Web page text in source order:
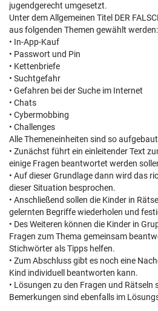
jugendgerecht umgesetzt.
Unter dem Allgemeinen Titel DER
aus folgenden Themen gewählt werden:
• In-App-Kauf
• Passwort und Pin
• Kettenbriefe
• Suchtgefahr
• Gefahren bei der Suche im Internet
• Chats
• Cybermobbing
• Challenges
Alle Themeneinheiten sind so
• Zunächst führt ein einleitender Text
einige Fragen beantwortet werden
• Auf dieser Grundlage dann wird das
dieser Situation besprochen.
• Anschließend sollen die Kinder in
gelernten Begriffe wiederholen und
• Des Weiteren können die Kinder in
Fragen zum Thema gemeinsam
Stichwörter als Tipps helfen.
• Zum Abschluss gibt es noch eine
Kind individuell beantworten kann.
• Lösungen zu den Fragen und
Bemerkungen sind ebenfalls im